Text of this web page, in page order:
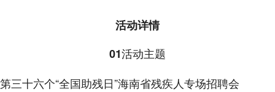
活动详情
01活动主题
第三十六个“全国助残日”海南省残疾人专场招聘会